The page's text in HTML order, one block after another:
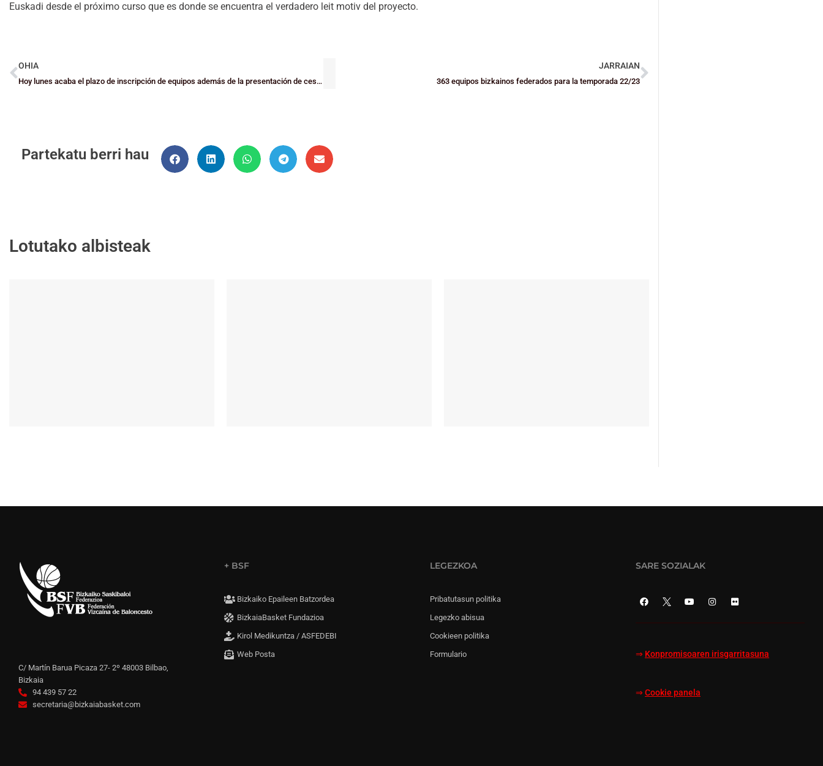
Euskadi desde el próximo curso que es donde se encuentra el verdadero leit motiv del proyecto.
OHIA
Hoy lunes acaba el plazo de inscripción de equipos además de la presentación de cesiones, permutas o solicitud de vacantes
JARRAIAN
363 equipos bizkainos federados para la temporada 22/23
Partekatu berri hau
Lotutako albisteak
C/ Martín Barua Picaza 27- 2º 48003 Bilbao,
Bizkaia
94 439 57 22
secretaria@bizkaiabasket.com
+ BSF
Bizkaiko Epaileen Batzordea
BizkaiaBasket Fundazioa
Kirol Medikuntza / ASFEDEBI
Web Posta
LEGEZKOA
Pribatutasun politika
Legezko abisua
Cookieen politika
Formulario
SARE SOZIALAK
⇒ Konpromisoaren irisgarritasuna
⇒ Cookie panela